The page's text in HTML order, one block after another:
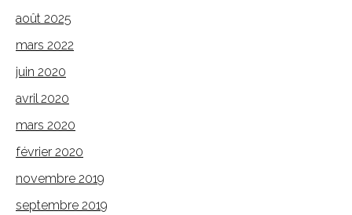
août 2025
mars 2022
juin 2020
avril 2020
mars 2020
février 2020
novembre 2019
septembre 2019